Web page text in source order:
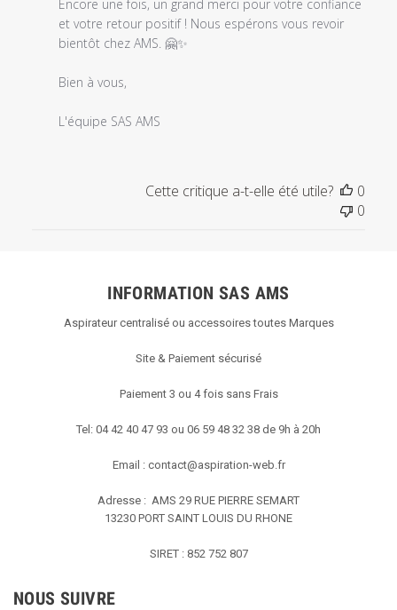
Encore une fois, un grand merci pour votre confiance
et votre retour positif ! Nous espérons vous revoir
bientôt chez AMS. 🤗✨
Bien à vous,
L'équipe SAS AMS
Cette critique a-t-elle été utile?
0
0
INFORMATION SAS AMS
Aspirateur centralisé ou accessoires toutes Marques
Site & Paiement sécurisé
Paiement 3 ou 4 fois sans Frais
Tel: 04 42 40 47 93 ou 06 59 48 32 38 de 9h à 20h
Email : contact@aspiration-web.fr
Adresse : AMS 29 RUE PIERRE SEMART
13230 PORT SAINT LOUIS DU RHONE
SIRET : 852 752 807
NOUS SUIVRE